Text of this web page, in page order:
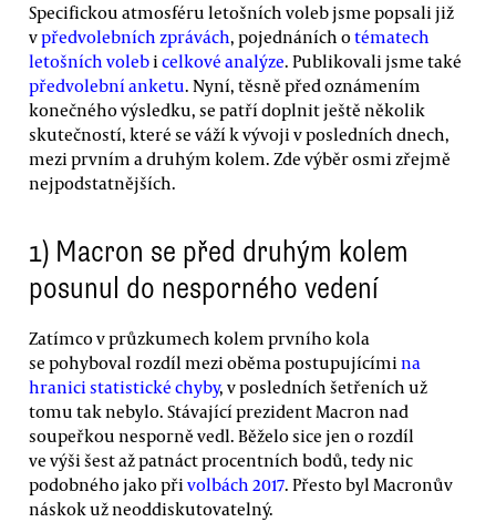
Specifickou atmosféru letošních voleb jsme popsali již
vpředvolebních zprávách, pojednáních otématech
letošních volebicelkové analýze. Publikovali jsme také
předvolební anketu. Nyní, těsně před oznámením
konečného výsledku, se patří doplnit ještě několik
skutečností, které se váží k vývoji v posledních dnech,
mezi prvním a druhým kolem. Zde výběr osmi zřejmě
nejpodstatnějších.
1) Macron se před druhým kolem
posunul do nesporného vedení
Zatímco v průzkumech kolem prvního kola
se pohyboval rozdíl mezi oběma postupujícímina
hranici statistické chyby, v posledních šetřeních už
tomu tak nebylo. Stávající prezident Macron nad
soupeřkou nesporně vedl. Běželo sice jen o rozdíl
ve výši šest až patnáct procentních bodů, tedy nic
podobného jako přivolbách 2017. Přesto byl Macronův
náskok už neoddiskutovatelný.